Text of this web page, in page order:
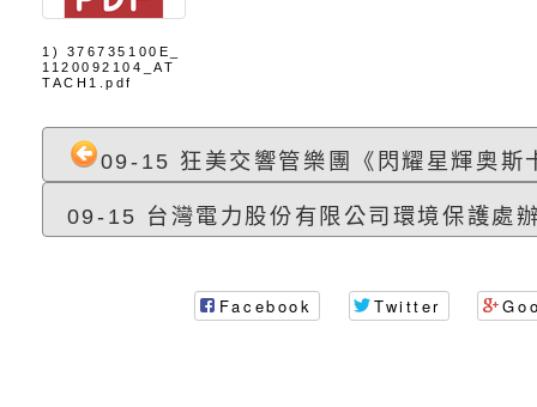
展」
字稿及LCD託播影（
轉知國立臺灣師範大
「115學年度身心障
知能研習」
檢送桃園市政府LED
字稿
函轉國立臺灣師範大
「115學年度身心障
知能研習」
有關桃園市八德區大
學辦理「音樂班第
檢送桃園市政府家庭
1) 376735100E_
1120092104_AT
TACH1.pdf
09-15 狂美交響管樂團《閃耀星輝奧斯
09-15 台灣電力股份有限公司環境保護處
Facebook Twitter